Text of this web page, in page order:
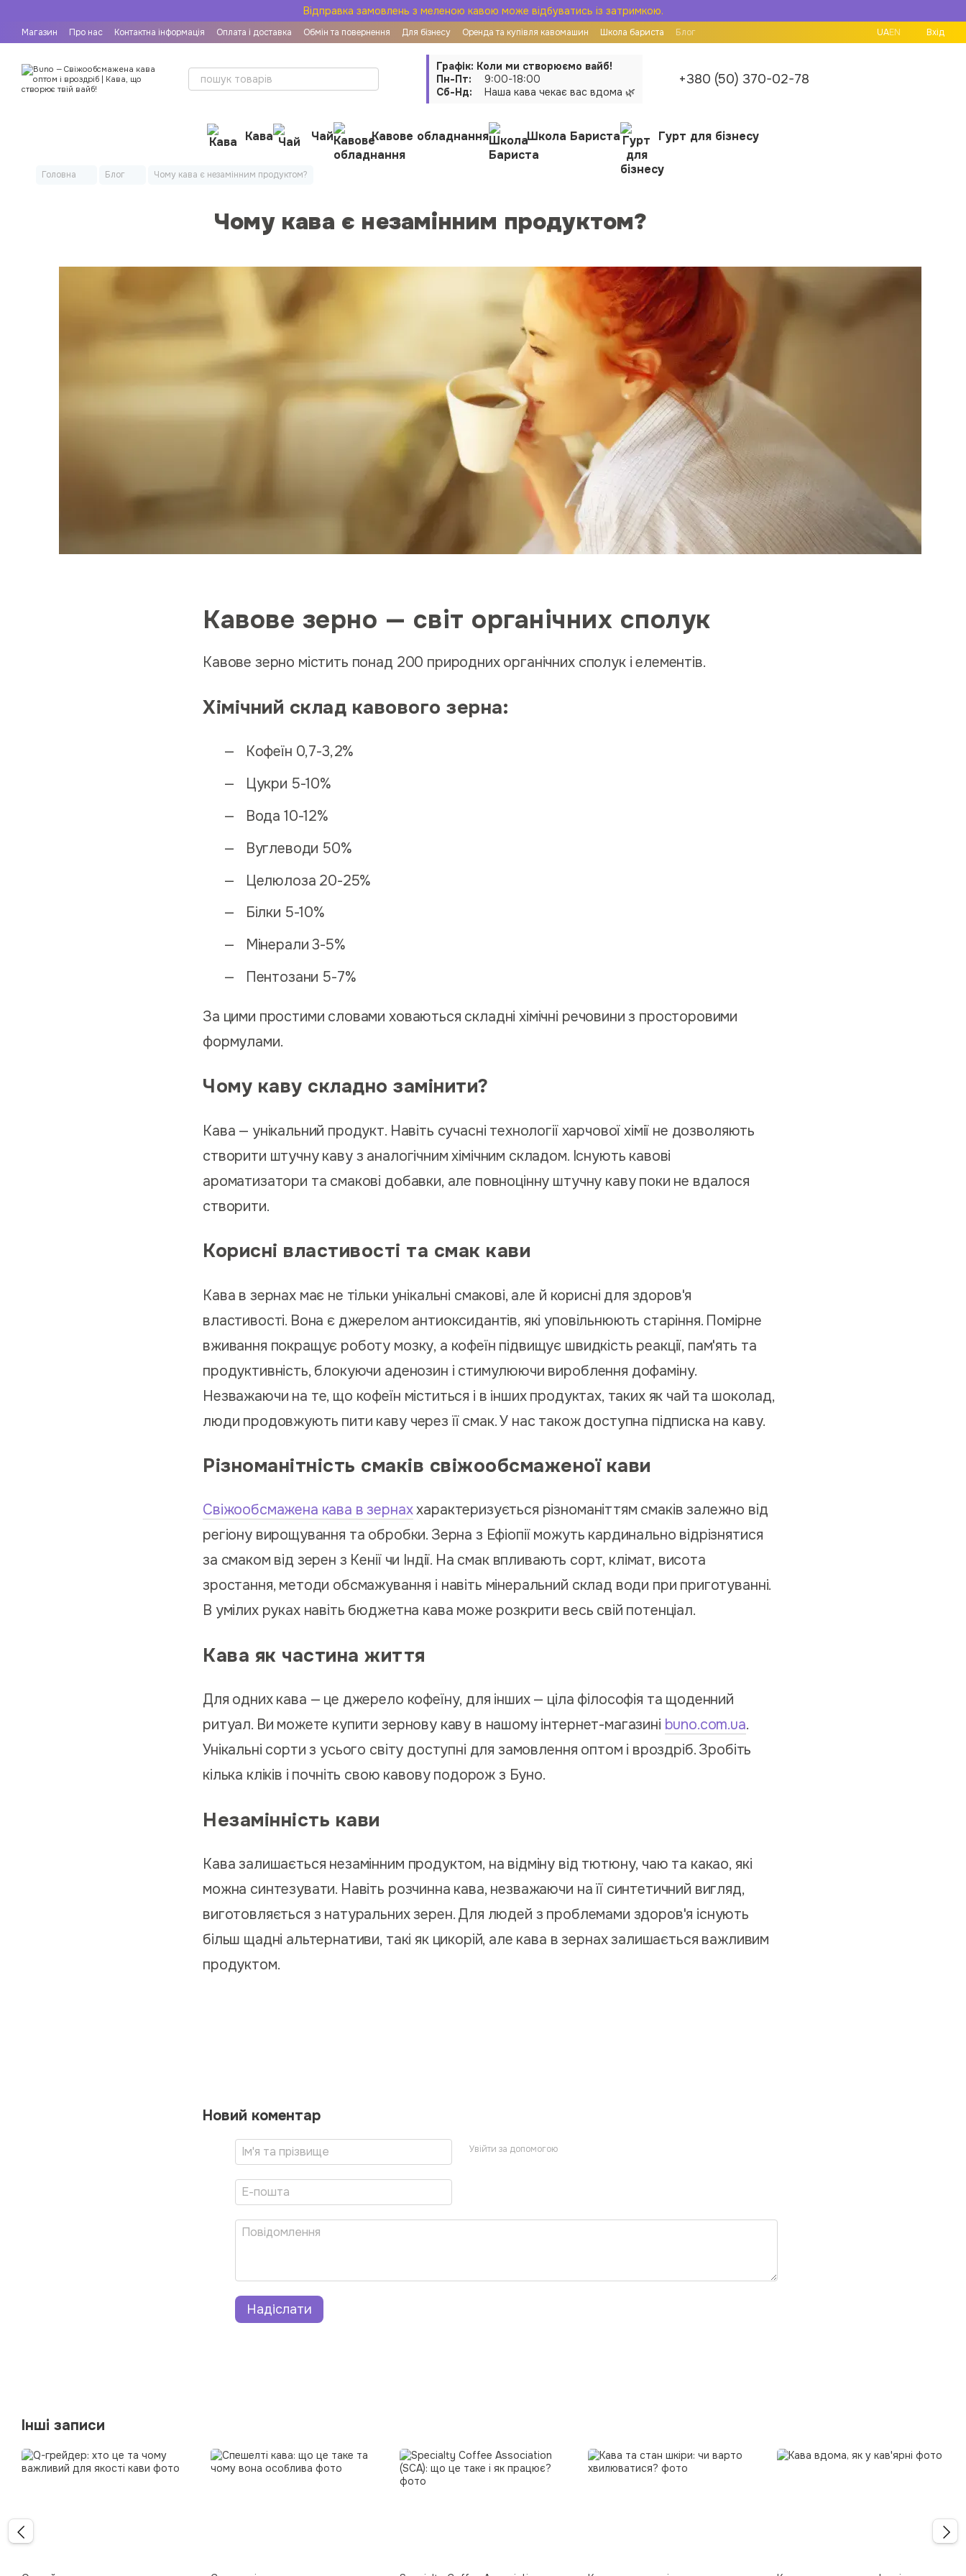
Відправка замовлень з меленою кавою може відбуватись із затримкою.
Магазин Про нас Контактна інформація Оплата і доставка Обмін та повернення Для бізнесу Оренда та купівля кавомашин Школа бариста
Блог
Рецепти приготування кави
Угода користувача Договір публічної оферти
UAEN Вхід
Графік: Коли ми створюємо вайб!
Пн-Пт:
9:00-18:00
Сб-Нд:
Наша кава чекає вас вдома 🌿
+380 (50) 370-02-78
Кава Чай Кавове обладнання Школа Бариста Гурт для бізнесу
Головна Блог Чому кава є незамінним продуктом?
Чому кава є незамінним продуктом?
Кавове зерно — світ органічних сполук
Кавове зерно містить понад 200 природних органічних сполук і елементів.
Хімічний склад кавового зерна:
Кофеїн 0,7-3,2%
Цукри 5-10%
Вода 10-12%
Вуглеводи 50%
Целюлоза 20-25%
Білки 5-10%
Мінерали 3-5%
Пентозани 5-7%
За цими простими словами ховаються складні хімічні речовини з просторовими
формулами.
Чому каву складно замінити?
Кава — унікальний продукт. Навіть сучасні технології харчової хімії не дозволяють
створити штучну каву з аналогічним хімічним складом. Існують кавові
ароматизатори та смакові добавки, але повноцінну штучну каву поки не вдалося
створити.
Корисні властивості та смак кави
Кава в зернах має не тільки унікальні смакові, але й корисні для здоров'я
властивості. Вона є джерелом антиоксидантів, які уповільнюють старіння. Помірне
вживання покращує роботу мозку, а кофеїн підвищує швидкість реакції, пам'ять та
продуктивність, блокуючи аденозин і стимулюючи вироблення дофаміну.
Незважаючи на те, що кофеїн міститься і в інших продуктах, таких як чай та шоколад,
люди продовжують пити каву через її смак. У нас також доступна підписка на каву.
Різноманітність смаків свіжообсмаженої кави
Свіжообсмажена кава в зернаххарактеризується різноманіттям смаків залежно від
регіону вирощування та обробки. Зерна з Ефіопії можуть кардинально відрізнятися
за смаком від зерен з Кенії чи Індії. На смак впливають сорт, клімат, висота
зростання, методи обсмажування і навіть мінеральний склад води при приготуванні.
В умілих руках навіть бюджетна кава може розкрити весь свій потенціал.
Кава як частина життя
Для одних кава — це джерело кофеїну, для інших — ціла філософія та щоденний
ритуал. Ви можете купити зернову каву в нашому інтернет-магазині buno.com.ua.
Унікальні сорти з усього світу доступні для замовлення оптом і вроздріб. Зробіть
кілька кліків і почніть свою кавову подорож з Буно.
Незамінність кави
Кава залишається незамінним продуктом, на відміну від тютюну, чаю та какао, які
можна синтезувати. Навіть розчинна кава, незважаючи на її синтетичний вигляд,
виготовляється з натуральних зерен. Для людей з проблемами здоров'я існують
більш щадні альтернативи, такі як цикорій, але кава в зернах залишається важливим
продуктом.
Новий коментар
Увійти за допомогою
Надіслати
Інші записи